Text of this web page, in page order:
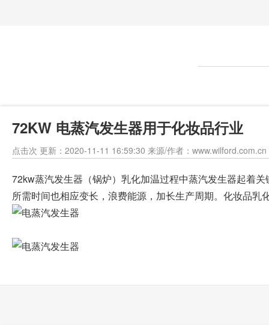
72KW 电蒸汽发生器用于化妆品行业
点击次 更新：2020-11-11 16:59:30 来源/作者：www.wilford.com.cn
72kw蒸汽发生器（锅炉）乳化加温过程中蒸汽发生器起着
所需时间也相应变长，浪费能源，加长生产周期。化妆品